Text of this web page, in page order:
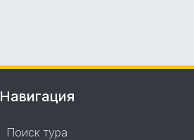
Навигация
Поиск тура